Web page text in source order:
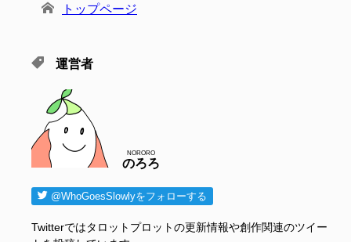
トップページ
運営者
のろろ
NORORO
@WhoGoesSlowlyをフォローする
Twitterではタロットプロットの更新情報や創作関連のツイー